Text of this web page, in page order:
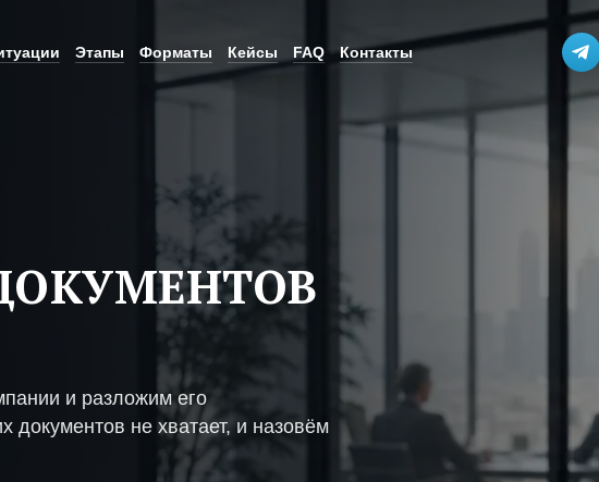
Этапы Форматы Кейсы FAQ Контакты
и разложим его
документов не хватает, и назовём